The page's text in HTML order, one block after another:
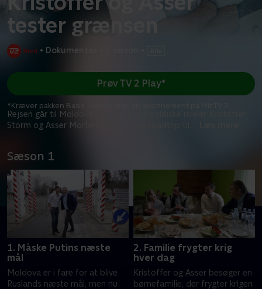
tester grænsen
• Dokumentar
Rejsen går til Moldova, når de to EU-politiske rivaler Kristoffer
Storm og Asser Mortensen tager på roadtrip til
Prøv TV 2 Play*
*Kræver pakken Basis. Administrer dit abonnement på Mit TV 2.
Sæson 1
1. Måske Putins næste
mål
Moldova er i fare for at blive
Ruslands næste mål, men nu
2. Familie frygter krig
hver dag
Kristoffer og Asser besøger en
børnefamilie, der frygter krigen